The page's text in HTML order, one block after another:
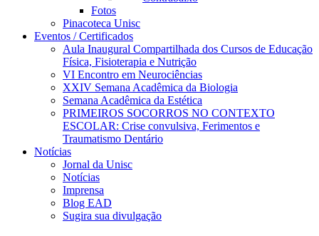
Fotos
Pinacoteca Unisc
Eventos / Certificados
Aula Inaugural Compartilhada dos Cursos de Educação
Física, Fisioterapia e Nutrição
VI Encontro em Neurociências
XXIV Semana Acadêmica da Biologia
Semana Acadêmica da Estética
PRIMEIROS SOCORROS NO CONTEXTO
ESCOLAR: Crise convulsiva, Ferimentos e
Traumatismo Dentário
Notícias
Jornal da Unisc
Notícias
Imprensa
Blog EAD
Sugira sua divulgação